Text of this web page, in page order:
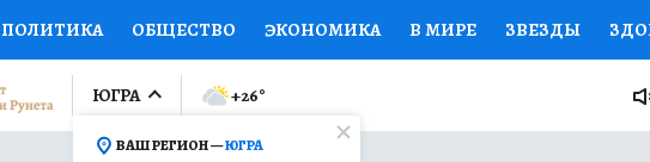
ПОЛИТИКА ОБЩЕСТВО ЭКОНОМИКА В МИРЕ ЗВЕЗДЫ
КОЛУМНИСТЫ ПРОИСШЕСТВИЯ НАЦИОНАЛЬНЫЕ ПРОЕКТЫ
ОТКРЫВАЕМ МИР
ЮГРА
ВАШ РЕГИОН —ЮГРА
+26°